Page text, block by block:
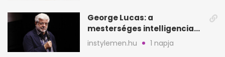
George Lucas: a
mesterséges intelligencia
lehet Hollywood következő
lépése
instylemen.hu 1 napja